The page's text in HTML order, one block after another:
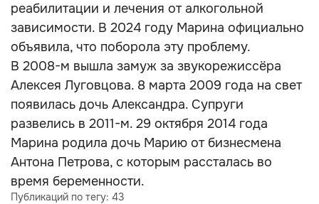
реабилитации и лечения от алкогольной
зависимости. В 2024 году Марина официально
объявила, что поборола эту проблему.
В 2008-м вышла замуж за звукорежиссёра
Алексея Луговцова. 8 марта 2009 года на свет
появилась дочь Александра. Супруги
развелись в 2011-м. 29 октября 2014 года
Марина родила дочь Марию от бизнесмена
Антона Петрова, с которым рассталась во
время беременности.
Публикаций по тегу: 43